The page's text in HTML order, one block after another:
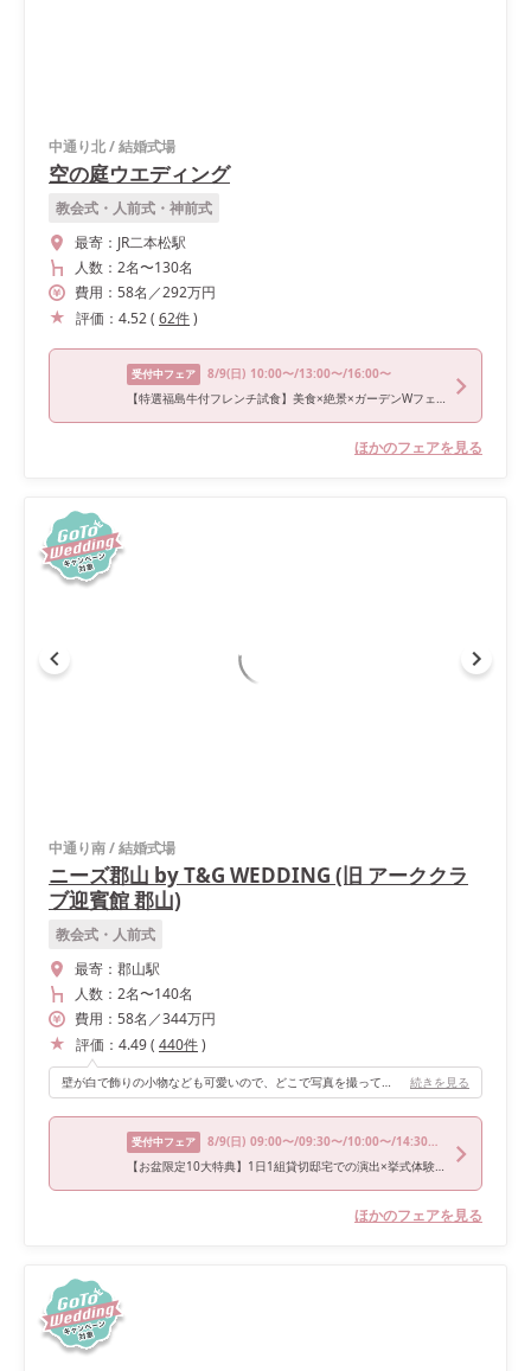
中通り北/結婚式場
空の庭ウエディング
教会式・人前式・神前式
最寄： JR二本松駅
人数： 2名〜130名
費用： 58名 ／292万円
評価： 4.52( 62件)
受付中フェア 8/9(日) 10:00〜/13:00〜/16:00〜
【特選福島牛付フレンチ試食】美食×絶景×ガーデンWフェア
ほかのフェアを見る
中通り南/結婚式場
ニーズ郡山 by T&G WEDDING (旧 アーククラ
ブ迎賓館 郡山)
教会式・人前式
最寄： 郡山駅
人数： 2名〜140名
費用： 58名 ／344万円
評価： 4.49( 440件)
壁が白で飾りの小物なども可愛いので、どこで写真を撮っても写真映します＊ 披露宴会場が、ゲストとの近さを実感出来るくらいの広さなので、ゲストの方達と楽しみたい方にオススメです！ 続きを見る
受付中フェア 8/9(日) 09:00〜/09:30〜/10:00〜/14:30〜/18:00〜
【お盆限定10大特典】1日1組貸切邸宅での演出×挙式体験試食付
ほかのフェアを見る